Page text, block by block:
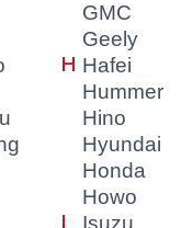
GMC
Geely
Hafei
Hummer
Hino
Hyundai
Honda
Howo
Isuzu